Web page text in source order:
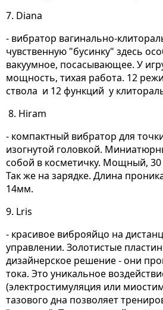
7. Diana
- вибратор вагинально-
чувственную "бусинку" здесь
вакуумное, посасывающее. У
мощность, тихая работа. 12
ствола и 12 функций у
8. Hiram
- компактный вибратор для
изогнутой головкой.
собой в косметичку. Мощный,
Так же на зарядке. Длина
14мм.
9. Lris
- красивое виброяйцо на
управлении. Золотистые
дизайнерское решение - они
тока. Это уникальное
(электростимуляция или
тазового дна позволяет